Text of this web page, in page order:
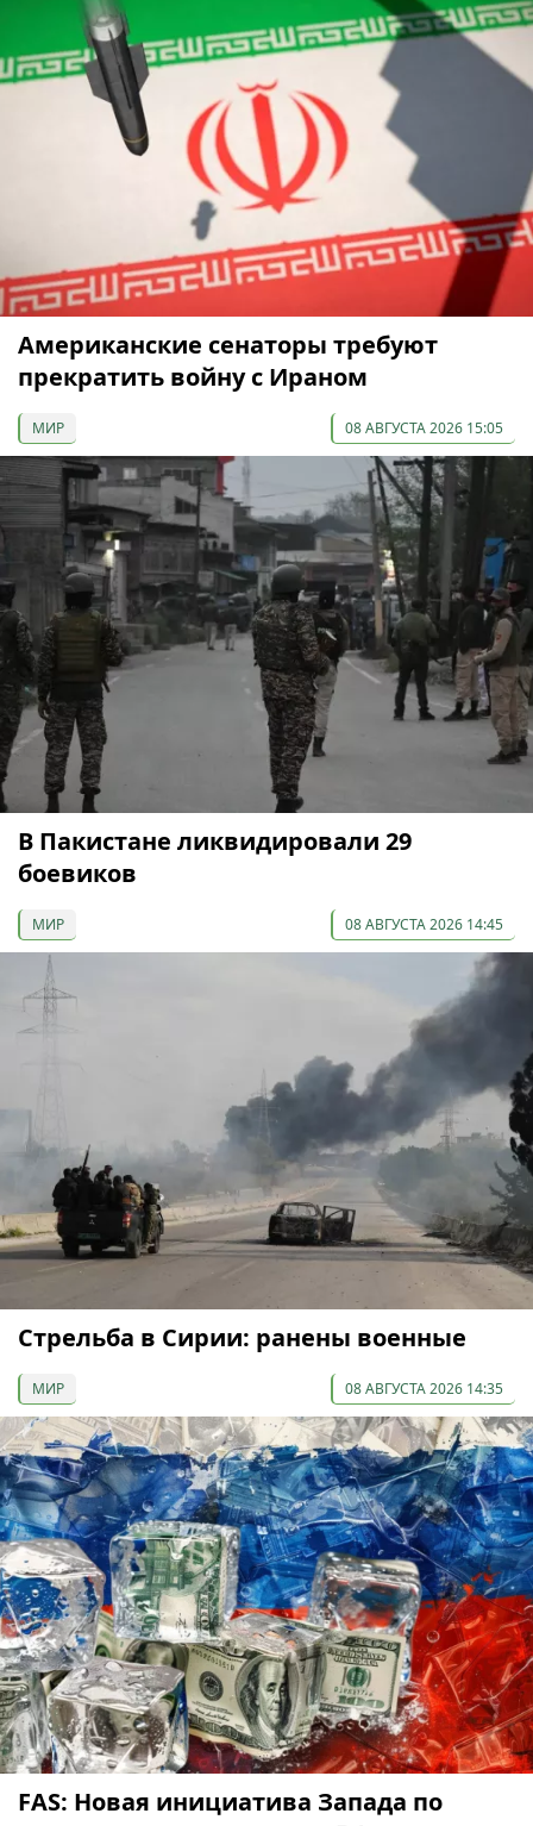
Американские сенаторы требуют
прекратить войну с Ираном
МИР 08 АВГУСТА 2026 15:05
В Пакистане ликвидировали 29
боевиков
МИР 08 АВГУСТА 2026 14:45
Стрельба в Сирии: ранены военные
МИР 08 АВГУСТА 2026 14:35
FAS: Новая инициатива Запада по